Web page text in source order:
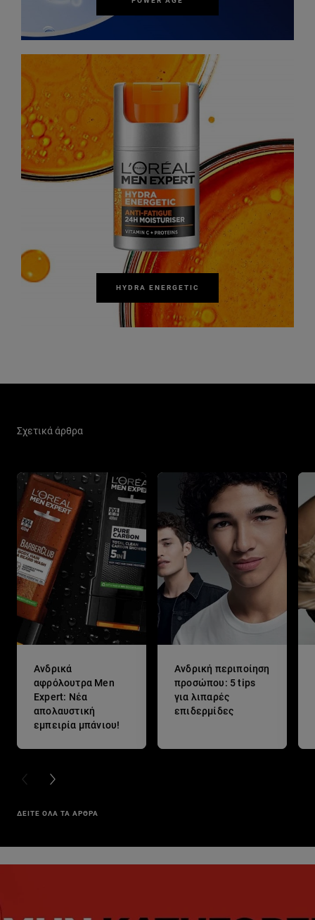
HYDRA ENERGETIC
Σχετικά άρθρα
Ανδρικά
αφρόλουτρα Men
Expert: Νέα
απολαυστική
εμπειρία μπάνιου!
Ανδρική περιποίηση
προσώπου: 5 tips
για λιπαρές
επιδερμίδες
PREVIOUS CARD
NEXT CARD
ΔΕΙΤΕ ΟΛΑ ΤΑ ΑΡΘΡΑ